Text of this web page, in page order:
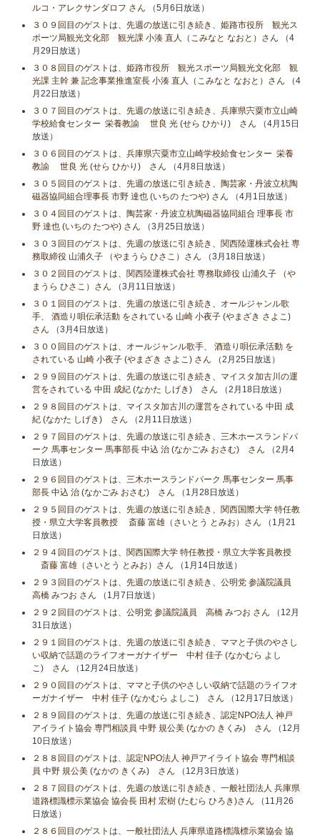
ルコ・アレクサンダロフ さん （5月6日放送）
３０９回目のゲストは、先週の放送に引き続き、姫路市役所 観光ス
ポーツ局観光文化部 観光課 小湊 直人（こみなと なおと）さん （4
月29日放送）
３０８回目のゲストは、姫路市役所 観光スポーツ局観光文化部 観
光課 主幹 兼 記念事業推進室長 小湊 直人（こみなと なおと）さん （4
月22日放送）
３０７回目のゲストは、先週の放送に引き続き、兵庫県宍粟市立山崎
学校給食センター 栄養教諭 世良 光 (せら ひかり) さん （4月15日
放送）
３０６回目のゲストは、兵庫県宍粟市立山崎学校給食センター 栄養
教諭 世良 光 (せら ひかり) さん （4月8日放送）
３０５回目のゲストは、先週の放送に引き続き、陶芸家・丹波立杭陶
磁器協同組合理事長 市野 達也 (いちの たつや) さん （4月1日放送）
３０４回目のゲストは、陶芸家・丹波立杭陶磁器協同組合 理事長 市
野 達也 (いちの たつや) さん （3月25日放送）
３０３回目のゲストは、先週の放送に引き続き、関西陸運株式会社 専
務取締役 山浦久子 （やまうら ひさこ）さん （3月18日放送）
３０２回目のゲストは、関西陸運株式会社 専務取締役 山浦久子 （や
まうら ひさこ）さん （3月11日放送）
３０１回目のゲストは、先週の放送に引き続き、オールジャンル歌
手、 酒造り唄伝承活動 をされている 山崎 小夜子 (やまざき さよこ)
さん （3月4日放送）
３００回目のゲストは、オールジャンル歌手、 酒造り唄伝承活動 を
されている 山崎 小夜子 (やまざき さよこ) さん （2月25日放送）
２９９回目のゲストは、先週の放送に引き続き、マイスタ加古川の運
営をされている 中田 成紀 (なかた しげき) さん （2月18日放送）
２９８回目のゲストは、マイスタ加古川の運営をされている 中田 成
紀 (なかた しげき) さん （2月11日放送）
２９７回目のゲストは、先週の放送に引き続き、三木ホースランドパ
ーク 馬事センター 馬事部長 中込 治 (なかごみ おさむ) さん （2月4
日放送）
２９６回目のゲストは、三木ホースランドパーク 馬事センター 馬事
部長 中込 治 (なかごみ おさむ) さん （1月28日放送）
２９５回目のゲストは、先週の放送に引き続き、関西国際大学 特任教
授・県立大学客員教授 斎藤 富雄（さいとう とみお）さん （1月21
日放送）
２９４回目のゲストは、関西国際大学 特任教授・県立大学客員教授
斎藤 富雄（さいとう とみお）さん （1月14日放送）
２９３回目のゲストは、先週の放送に引き続き、公明党 参議院議員
高橋 みつお さん （1月7日放送）
２９２回目のゲストは、公明党 参議院議員 高橋 みつお さん （12月
31日放送）
２９１回目のゲストは、先週の放送に引き続き、ママと子供のやさし
い収納で話題のライフオーガナイザー 中村 佳子 (なかむら よし
こ) さん （12月24日放送）
２９０回目のゲストは、ママと子供のやさしい収納で話題のライフオ
ーガナイザー 中村 佳子 (なかむら よしこ) さん （12月17日放送）
２８９回目のゲストは、先週の放送に引き続き、認定NPO法人 神戸
アイライト協会 専門相談員 中野 規公美 (なかの きくみ) さん （12月
10日放送）
２８８回目のゲストは、認定NPO法人 神戸アイライト協会 専門相談
員 中野 規公美 (なかの きくみ) さん （12月3日放送）
２８７回目のゲストは、先週の放送に引き続き、一般社団法人 兵庫県
道路標識標示業協会 協会長 田村 宏樹 (たむら ひろき)さん （11月26
日放送）
２８６回目のゲストは、一般社団法人 兵庫県道路標識標示業協会 協